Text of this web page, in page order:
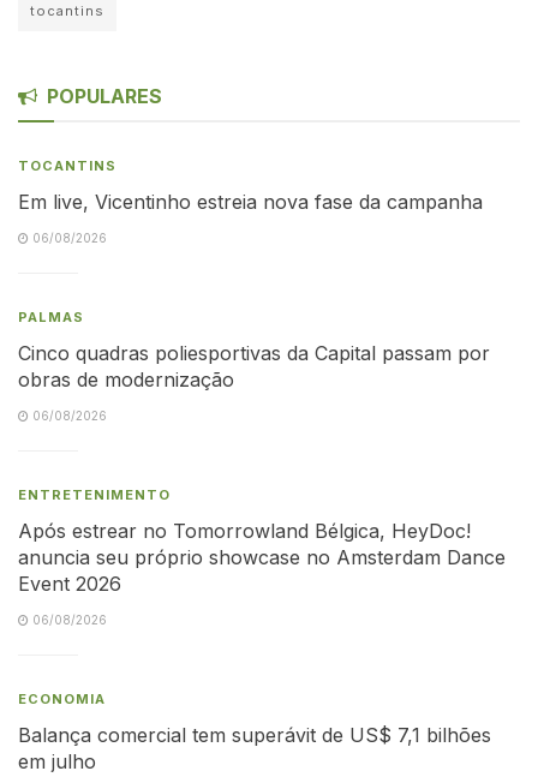
tocantins
POPULARES
TOCANTINS
Em live, Vicentinho estreia nova fase da campanha
06/08/2026
PALMAS
Cinco quadras poliesportivas da Capital passam por
obras de modernização
06/08/2026
ENTRETENIMENTO
Após estrear no Tomorrowland Bélgica, HeyDoc!
anuncia seu próprio showcase no Amsterdam Dance
Event 2026
06/08/2026
ECONOMIA
Balança comercial tem superávit de US$ 7,1 bilhões
em julho